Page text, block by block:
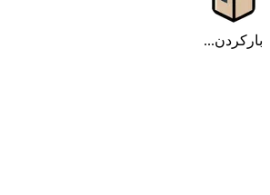
بارکردن...